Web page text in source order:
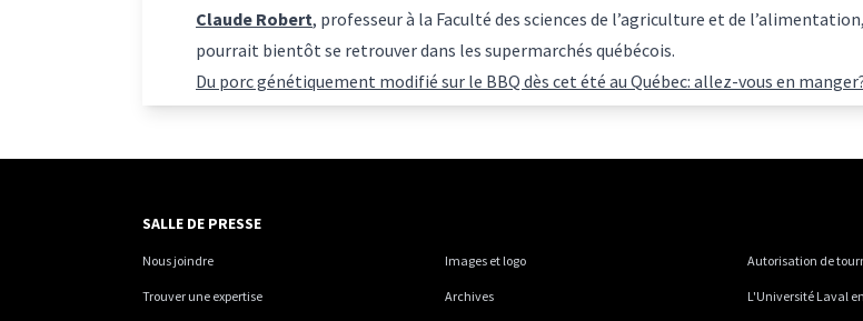
Claude Robert, professeur à la Faculté des sciences de l’agriculture et de
pourrait bientôt se retrouver dans les supermarchés québécois.
Du porc génétiquement modifié sur le BBQ dès cet été au Québec: allez-vous en
SALLE DE PRESSE
Nous joindre Images et logo Autorisation de
Trouver une expertise Archives L'Université Laval